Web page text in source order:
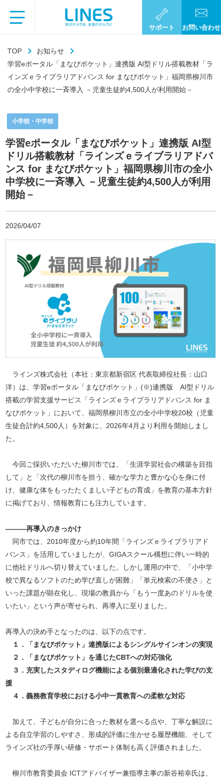
サポート お問い合わせ
TOP
お知らせ
学習eポータル「まなびポケット」連携版 AI型ドリル搭載教材「ラ
インズｅライブラリアドバンス for まなびポケット」福岡県柳川市
の全小中学校に一斉導入 －児童生徒約4,500人が利用開始－
小学校・中学校
学習eポータル「まなびポケット」連携版 AI型
ドリル搭載教材「ラインズｅライブラリアドバ
ンス for まなびポケット」福岡県柳川市の全小
中学校に一斉導入 －児童生徒約4,500人が利用
開始－
2026/04/07
ラインズ株式会社（本社：東京都新宿区 代表取締役社長：山口
洋）は、学習eポータル「まなびポケット」(※)連携版 AI型ドリル
搭載の学習支援サービス「ラインズｅライブラリアドバンス for ま
なびポケット」において、福岡県柳川市立の全小中学校20校（児童
生徒合計約4,500人）を対象に、2026年4月より利用を開始しまし
た。
今回ご採択いただいた柳川市では、「生涯学習社会の構築を目指
して」と「次代の柳川市を担う、確かな学力と豊かな心を身に付
け、健康な体をもったたくましい子どもの育成」を教育の基本方針
に掲げており、情報教育にも注力しています。
―――再導入のきっかけ
同市では、2010年度から約10年間「ラインズｅライブラリアド
バンス」を活用していましたが、GIGAスクール構想に伴い一時的
に他社ドリルへ切り替えていました。しかし運用の中で、「小中学
校で異なるソフトのため学び直しが困難」「単元検索の不便さ」と
いった課題が顕在化し、現場の教員から「もう一度あのドリルを使
いたい」という声が寄せられ、再導入に至りました。
再導入の決め手となったのは、以下の点です。
１．「まなびポケット」連携版によるシングルサインオンの実現
２．「まなびポケット」を通じたCBTへの対応強化
３．充実したスタディログ機能による個別最適化された学びの支
援
４．義務教育学校における小中一貫教育への柔軟な対応
加えて、子どもが自分に合った教材を選べる点や、丁寧な解説に
よる自立学習のしやすさ、形成的評価に生かせる履歴機能、そして
ラインズ社の手厚い研修・サポート体制も高く評価されました。
柳川市教育委員会 ICTアドバイザー兼指導主事の新谷裕幸氏は、